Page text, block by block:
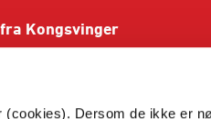
Dersom de ikke er
Kongsvinger